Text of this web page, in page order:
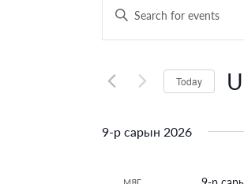
Үйл
ажиллагаанууд
Search
Views
Enter
for
Үйл
by
Today
9-р сарын 2026